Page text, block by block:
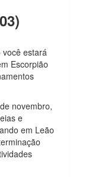
estará
Escorpião
novembro,
e
em Leão